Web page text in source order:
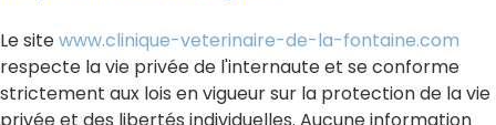
Le sitewww.clinique-veterinaire-de-la-fontaine.com
respecte la vie privée de l'internaute et se conforme
strictement aux lois en vigueur sur la protection de la vie